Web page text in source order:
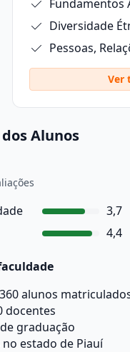
Fundamentos
Diversidade
Pessoas,
Ver
Alunos
3,7
4,4
alunos
docentes
graduação
no estado de Piauí